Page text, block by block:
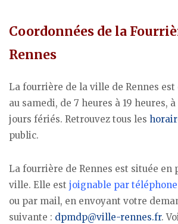
Coordonnées de la
Rennes
La fourrière de la ville de Rennes
au samedi, de 7 heures à 19 heures,
jours fériés. Retrouvez tous les
public.
La fourrière de Rennes est située
ville. Elle est joignable par téléphone
ou par mail, en envoyant votre
suivante : dpmdp@ville-rennes.fr.